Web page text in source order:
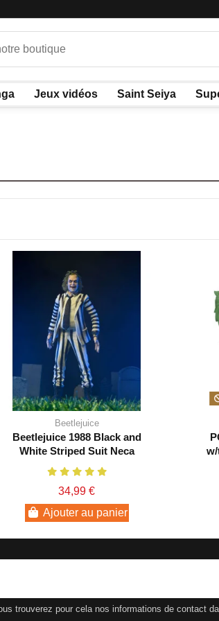
Jeux vidéos Saint Seiya
Beetlejuice
Beetlejuice 1988 Black and
White Striped Suit Neca
34,99 €
Ajouter au panier
trouverez pour cela nos informations de contact